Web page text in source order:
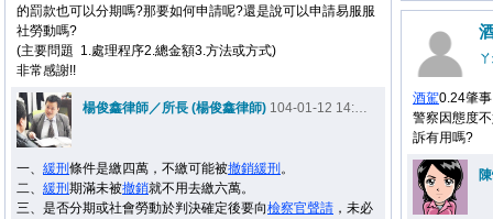
的罰款也可以分期嗎?那要如何申請呢?還是說可以申請易服服
社勞動嗎?
(主要問題 1.處理程序2.總金額3.方法或方式)
非常感謝!!
楊俊鑫律師／所長 (楊俊鑫律師) 104-01-12 14:00
一、 緩刑 條件是繳四萬，不繳可能被撤銷緩刑 。
二、 緩刑 期滿未被撤銷就不用去繳六萬。
三、是否分期或社會勞動於判決確定後要向檢察官聲請 ，未必
酒駕0.24肇
警察因態度
訴有用嗎?